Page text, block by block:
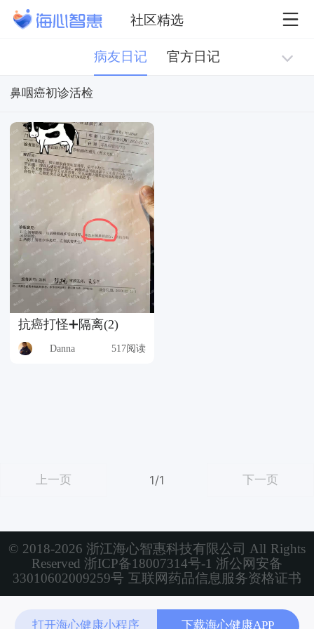
社区精选
病友日记 官方日记
⿐咽癌初诊活检
抗癌打怪➕隔离(2)
Danna 517阅读
上一页 1/1 下一页
© 2018-2026 浙江海心智惠科技有限公司 All Rights
Reserved 浙ICP备18007314号-1 浙公网安备
33010602009259号 互联网药品信息服务资格证书
打开海心健康小程序 下载海心健康APP